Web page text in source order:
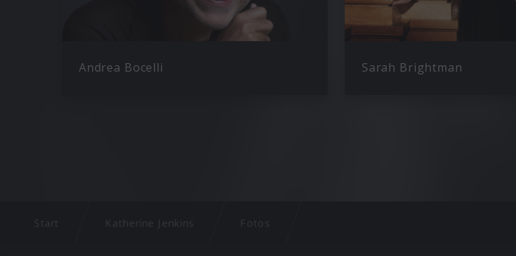
Andrea Bocelli Sarah Brightman
Start Katherine Jenkins Fotos